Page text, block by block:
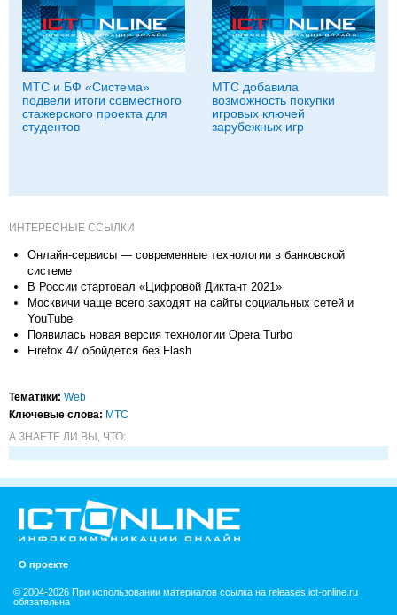
МТС и БФ «Система»
подвели итоги совместного
стажерского проекта для
студентов
МТС добавила
возможность покупки
игровых ключей
зарубежных игр
ИНТЕРЕСНЫЕ ССЫЛКИ
Онлайн-сервисы — современные технологии в банковской
системе
В России стартовал «Цифровой Диктант 2021»
Москвичи чаще всего заходят на сайты социальных сетей и
YouTube
Появилась новая версия технологии Opera Turbo
Firefox 47 обойдется без Flash
Тематики: Web
Ключевые слова: МТС
А ЗНАЕТЕ ЛИ ВЫ, ЧТО:
О проекте
© 2004-2026 При использовании материалов ссылка на releases.ict-online.ru
обязательна